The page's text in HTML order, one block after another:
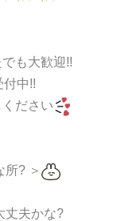
も大歓迎!!
付中!!
ださい
所? ＞
丈夫かな?